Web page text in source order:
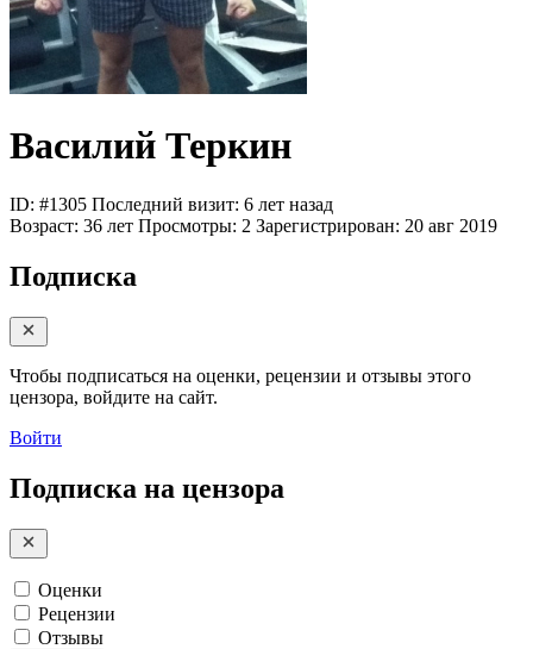
Василий Теркин
ID: #1305 Последний визит: 6 лет назад
Возраст: 36 лет Просмотры: 2 Зарегистрирован: 20 авг 2019
Подписка
Чтобы подписаться на оценки, рецензии и отзывы этого
цензора, войдите на сайт.
Войти
Подписка на цензора
Оценки
Рецензии
Отзывы